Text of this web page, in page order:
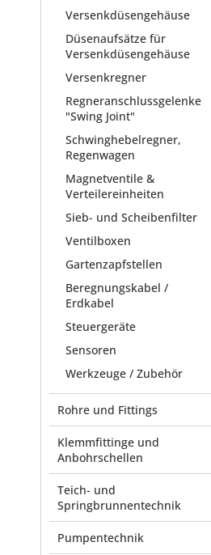
Versenkdüsengehäuse
Düsenaufsätze für
Versenkdüsengehäuse
Versenkregner
Regneranschlussgelenke
"Swing Joint"
Schwinghebelregner,
Regenwagen
Magnetventile &
Verteilereinheiten
Sieb- und Scheibenfilter
Ventilboxen
Gartenzapfstellen
Beregnungskabel /
Erdkabel
Steuergeräte
Sensoren
Werkzeuge / Zubehör
Rohre und Fittings
Klemmfittinge und
Anbohrschellen
Teich- und
Springbrunnentechnik
Pumpentechnik